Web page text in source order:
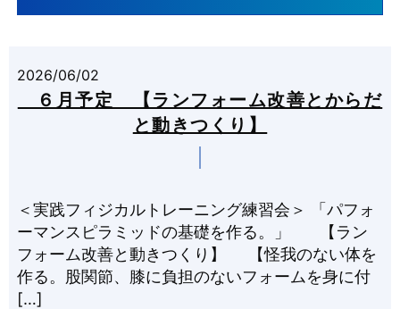
2026/06/02
６月予定 【ランフォーム改善とからだ
と動きつくり】
＜実践フィジカルトレーニング練習会＞ 「パフォ
ーマンスピラミッドの基礎を作る。」 【ラン
フォーム改善と動きつくり】 【怪我のない体を
作る。股関節、膝に負担のないフォームを身に付
[…]